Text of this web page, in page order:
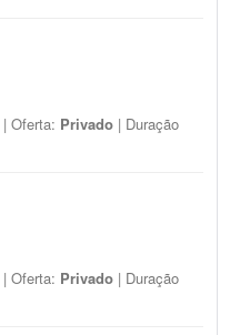
| Oferta: Privado | Duração
| Oferta: Privado | Duração